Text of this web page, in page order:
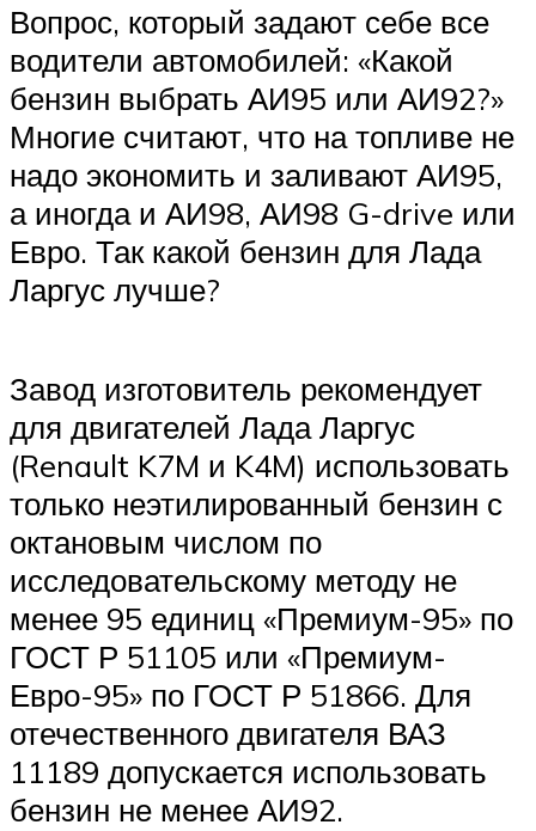
Вопрос, который задают себе все
водители автомобилей: «Какой
бензин выбрать АИ95 или АИ92?»
Многие считают, что на топливе не
надо экономить и заливают АИ95,
а иногда и АИ98, АИ98 G-drive или
Евро. Так какой бензин для Лада
Ларгус лучше?
Завод изготовитель рекомендует
для двигателей Лада Ларгус
(Renault K7M и K4M) использовать
только неэтилированный бензин с
октановым числом по
исследовательскому методу не
менее 95 единиц «Премиум-95» по
ГОСТ Р 51105 или «Премиум-
Евро-95» по ГОСТ Р 51866. Для
отечественного двигателя ВАЗ
11189 допускается использовать
бензин не менее АИ92.